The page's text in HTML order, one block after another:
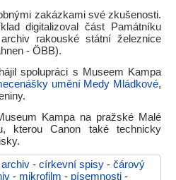
zakázkami své zkušenosti.
digitalizoval část Památníku
rakouské státní železnice
- ÖBB).
spolupráci s Museem Kampa
umění Medy Mládkové,
Kampa na pražské Malé
kterou Canon také technicky
archiv - církevní spisy - čárový
- mikrofilm - písemnosti -